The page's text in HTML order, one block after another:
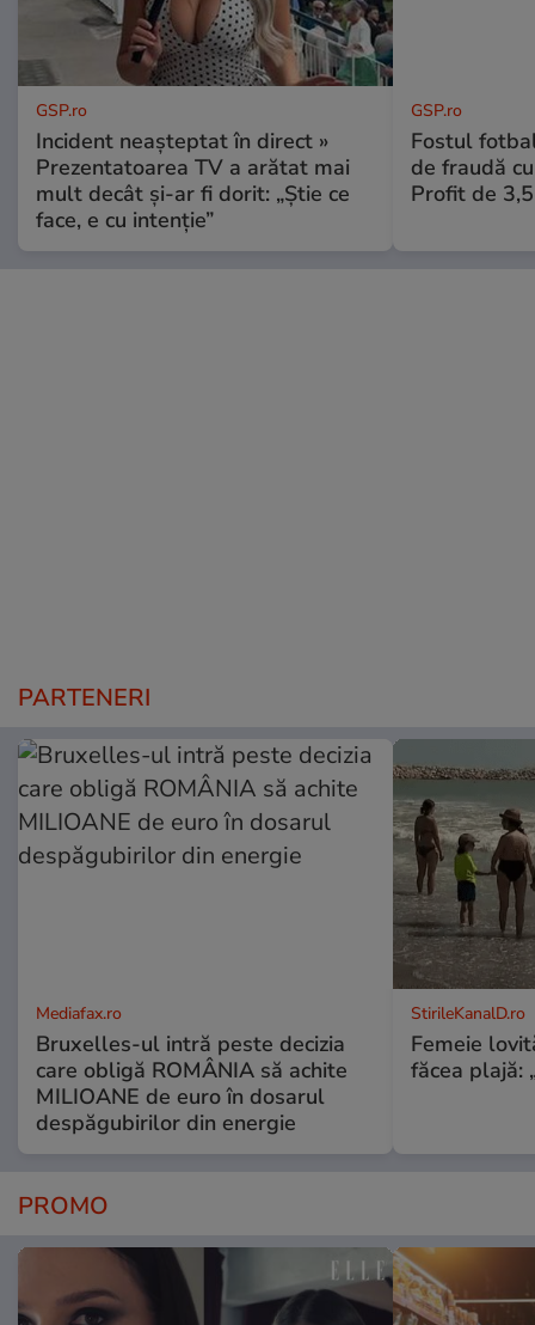
GSP.ro
Incident neașteptat în direct »
Prezentatoarea TV a arătat mai
mult decât și-ar fi dorit: „Știe ce
face, e cu intenție”
GSP.ro
Fostul
de fraudă
Profit de
PARTENERI
Mediafax.ro
Bruxelles-ul intră peste decizia
care obligă ROMÂNIA să achite
MILIOANE de euro în dosarul
despăgubirilor din energie
StirileKanalD.ro
Femeie
făcea plajă:
PROMO